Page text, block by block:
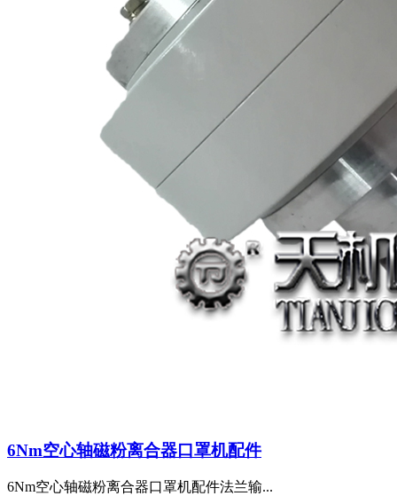
6Nm空心轴磁粉离合器口罩机配件
6Nm空心轴磁粉离合器口罩机配件法兰输...